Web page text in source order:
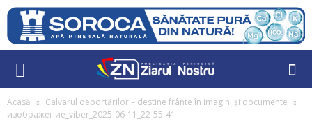
Acasă
Calvarul deportărilor – destine frânte în imagini și documente
изображение_viber_2025-06-11_22-55-41